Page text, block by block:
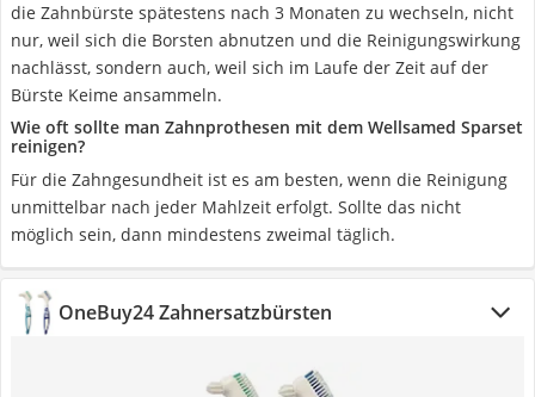
die Zahnbürste spätestens nach 3 Monaten zu wechseln, nicht
nur, weil sich die Borsten abnutzen und die Reinigungswirkung
nachlässt, sondern auch, weil sich im Laufe der Zeit auf der
Bürste Keime ansammeln.
Wie oft sollte man Zahnprothesen mit dem Wellsamed Sparset
reinigen?
Für die Zahngesundheit ist es am besten, wenn die Reinigung
unmittelbar nach jeder Mahlzeit erfolgt. Sollte das nicht
möglich sein, dann mindestens zweimal täglich.
OneBuy24 Zahnersatzbürsten